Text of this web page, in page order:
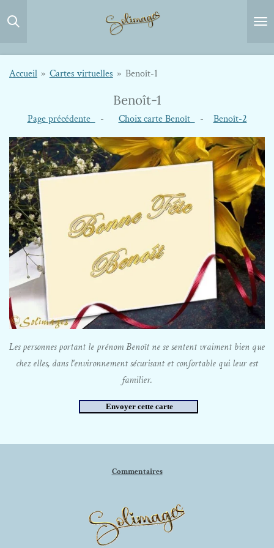
Passer
Accueil » Cartes virtuelles » Benoît-1
Benoît-1
Page précédente - Choix carte Benoît - Benoît-2
Les personnes portant le prénom Benoît ne se sentent vraiment bien que
chez elles, dans l'environnement sécurisant et confortable qui leur est
familier.
Commentaires